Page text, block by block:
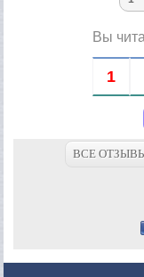
Вы
1
ВСЕ